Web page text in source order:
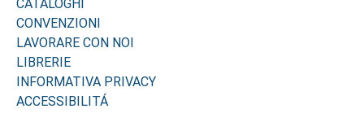
CATALOGHI
CONVENZIONI
LAVORARE CON NOI
LIBRERIE
INFORMATIVA PRIVACY
ACCESSIBILITÁ